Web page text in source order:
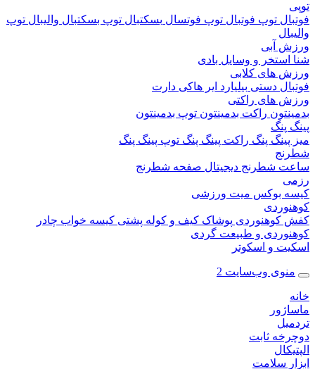
توپ فوتبالتوپ فوتسالبسکتبالتوپ بسکتبالوالیبال توپ
آبی
و وسایل بادی
های کلابی
دستیبیلیاردایر هاکیدارت
های راکتی
راکت بدمینتونتوپ بدمینتون
پنگ
پنگراکت پینگ پنگتوپ پینگ پنگ
شطرنج دیجیتالصفحه شطرنج
بوکسمیت ورزشی
کوهنوردیپوشاککیف و کوله پشتیکیسه خوابچادر
و طبیعت گردی
و اسکوتر
وب‌سایت 2
ثابت
سلامت